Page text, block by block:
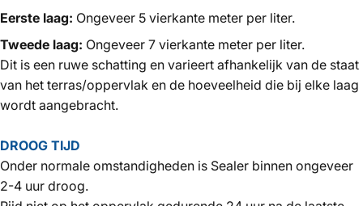
Eerste laag: Ongeveer 5 vierkante meter per liter.
Tweede laag: Ongeveer 7 vierkante meter per liter.
Dit is een ruwe schatting en varieert afhankelijk van de staat
van het terras/oppervlak en de hoeveelheid die bij elke laag
wordt aangebracht.
DROOG TIJD
Onder normale omstandigheden is Sealer binnen ongeveer
2-4 uur droog.